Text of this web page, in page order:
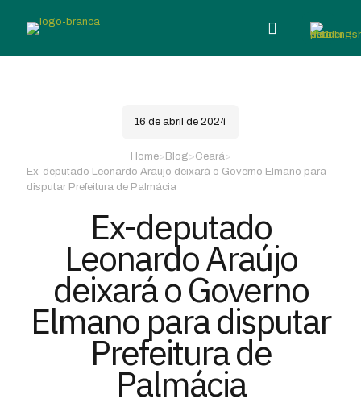
16 de abril de 2024
Home> Blog>Ceará>
Ex-deputado Leonardo Araújo deixará o Governo Elmano para
disputar Prefeitura de Palmácia
Ex-deputado
Leonardo Araújo
deixará o Governo
Elmano para disputar
Prefeitura de
Palmácia